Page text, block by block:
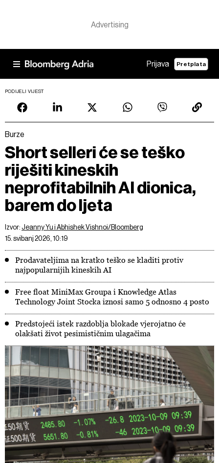
Prijava Pretplata
PODIJELI VIJEST
Burze
Short selleri će se teško
riješiti kineskih
neprofitabilnih AI dionica,
barem do ljeta
Izvor:Jeanny Yu i Abhishek Vishnoi/Bloomberg
15. svibanj 2026, 10:19
Prodavateljima na kratko teško se kladiti protiv
najpopularnijih kineskih AI
Free float MiniMax Groupa i Knowledge Atlas
Technology Joint Stocka iznosi samo 5 odnosno 4 posto
Predstojeći istek razdoblja blokade vjerojatno će
olakšati život pesimističnim ulagačima